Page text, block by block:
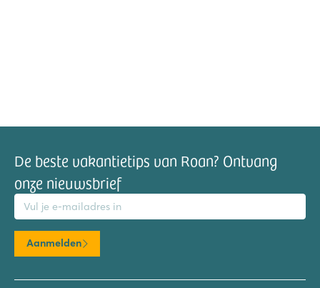
De beste vakantietips van Roan? Ontvang
onze nieuwsbrief
Aanmelden